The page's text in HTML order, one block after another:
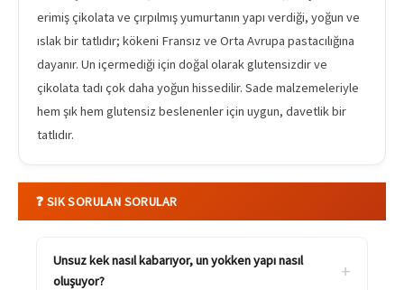
erimiş çikolata ve çırpılmış yumurtanın yapı verdiği, yoğun ve
ıslak bir tatlıdır; kökeni Fransız ve Orta Avrupa pastacılığına
dayanır. Un içermediği için doğal olarak glutensizdir ve
çikolata tadı çok daha yoğun hissedilir. Sade malzemeleriyle
hem şık hem glutensiz beslenenler için uygun, davetlik bir
tatlıdır.
❓ SIK SORULAN SORULAR
Unsuz kek nasıl kabarıyor, un yokken yapı nasıl
oluşuyor?
+